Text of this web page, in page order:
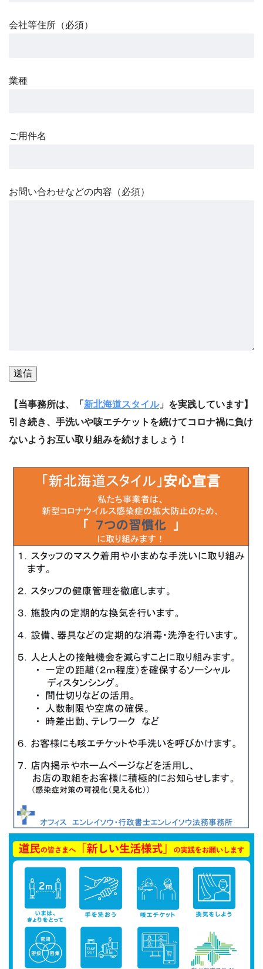
会社等住所（必須）
業種
ご用件名
お問い合わせなどの内容（必須）
【当事務所は、「 新北海道スタイル」を実践しています】
引き続き、手洗いや咳エチケットを続けてコロナ禍に負け
ないようお互い取り組みを続けましょう！